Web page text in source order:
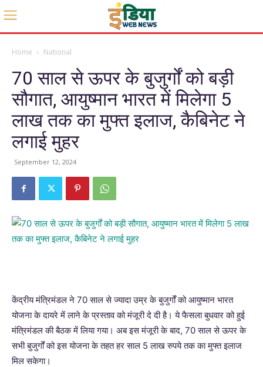
Home National
70 साल से ऊपर के बुजुर्गों को बड़ी
सौगात, आयुष्मान भारत में मिलेगा 5
लाख तक का मुफ्त इलाज, कैबिनेट ने
लगाई मुहर
September 12, 2024
केंद्रीय मंत्रिमंडल ने 70 साल से ज्यादा उम्र के बुजुर्गों को आयुष्मान भारत
योजना के दायरे में लाने के प्रस्ताव को मंजूरी दे दी है। ये फैसला बुधवार को हुई
मंत्रिमंडल की बैठक में लिया गया। अब इस मंजूरी के बाद, 70 साल से ऊपर के
सभी बुजुर्गों को इस योजना के तहत हर साल 5 लाख रुपये तक का मुफ्त इलाज
मिल सकेगा।